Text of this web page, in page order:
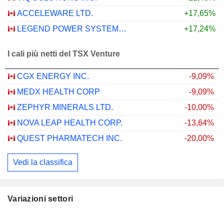
ACCELEWARE LTD.
+17,65%
LEGEND POWER SYSTEMS INC.
+17,24%
I cali più netti del TSX Venture
CGX ENERGY INC.
-9,09%
MEDX HEALTH CORP
-9,09%
ZEPHYR MINERALS LTD.
-10,00%
NOVA LEAP HEALTH CORP.
-13,64%
QUEST PHARMATECH INC.
-20,00%
Vedi la classifica
Variazioni settori